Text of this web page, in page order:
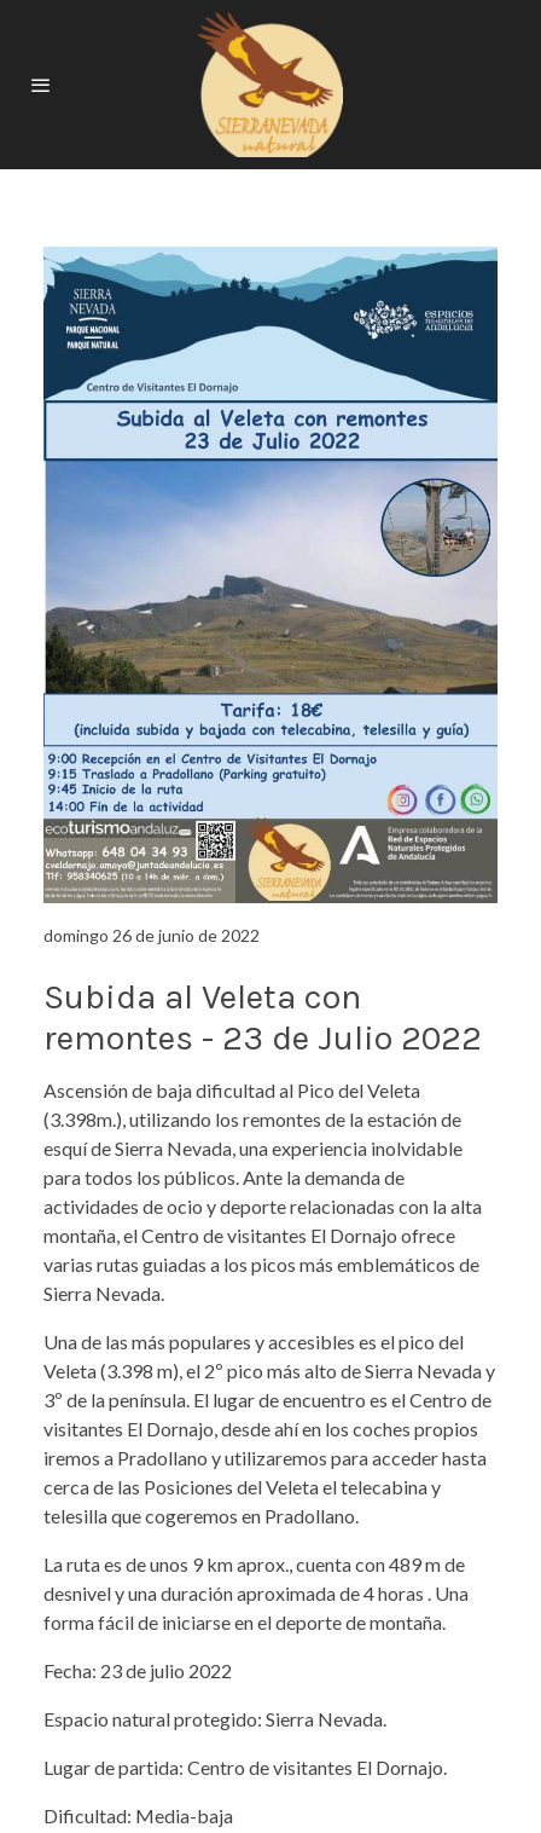
domingo 26 de junio de 2022
Subida al Veleta con
remontes - 23 de Julio 2022
Ascensión de baja dificultad al Pico del Veleta
(3.398m.), utilizando los remontes de la estación de
esquí de Sierra Nevada, una experiencia inolvidable
para todos los públicos. Ante la demanda de
actividades de ocio y deporte relacionadas con la alta
montaña, el Centro de visitantes El Dornajo ofrece
varias rutas guiadas a los picos más emblemáticos de
Sierra Nevada.
Una de las más populares y accesibles es el pico del
Veleta (3.398 m), el 2º pico más alto de Sierra Nevada y
3º de la península. El lugar de encuentro es el Centro de
visitantes El Dornajo, desde ahí en los coches propios
iremos a Pradollano y utilizaremos para acceder hasta
cerca de las Posiciones del Veleta el telecabina y
telesilla que cogeremos en Pradollano.
La ruta es de unos 9 km aprox., cuenta con 489 m de
desnivel y una duración aproximada de 4 horas . Una
forma fácil de iniciarse en el deporte de montaña.
Fecha: 23 de julio 2022
Espacio natural protegido: Sierra Nevada.
Lugar de partida: Centro de visitantes El Dornajo.
Dificultad: Media-baja